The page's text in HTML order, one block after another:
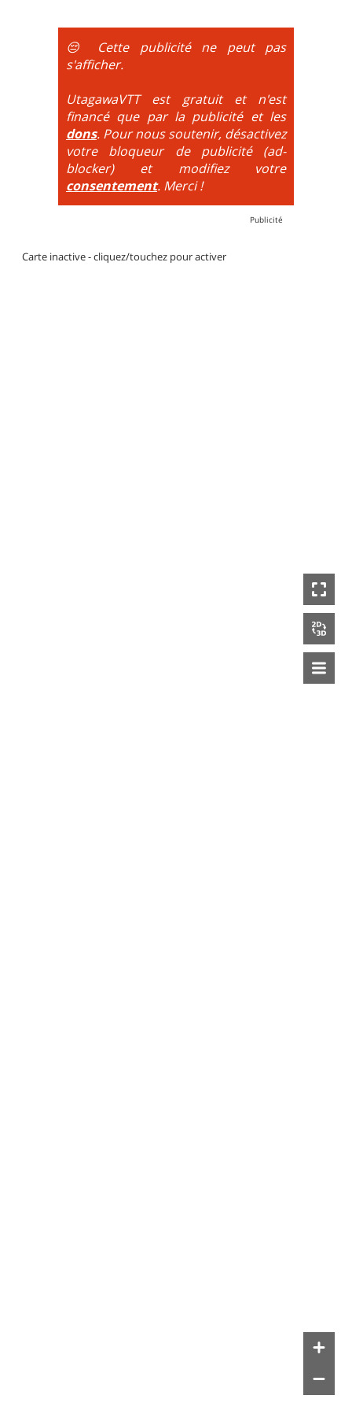
La montée est faite via navette ou remontée
mécanique. La difficulté de la descente est indiquée
tout suspendu et protections du corps obligatoires.
😔 Cette publicité ne peut pas
s'afficher.
UtagawaVTT est gratuit et n'est
financé que par la publicité et les
dons. Pour nous soutenir, désactivez
votre bloqueur de publicité (ad-
blocker) et modifiez votre
consentement. Merci !